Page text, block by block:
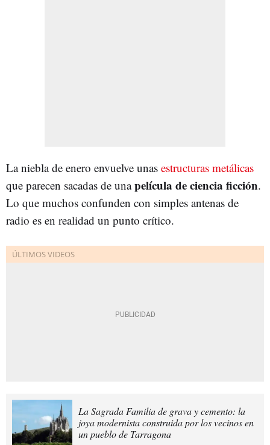
La niebla de enero envuelve unas estructuras metálicas
que parecen sacadas de unapelícula de ciencia ficción.
Lo que muchos confunden con simples antenas de
radio es en realidad un punto crítico.
La Sagrada Familia de grava y cemento: la
joya modernista construida por los vecinos en
un pueblo de Tarragona